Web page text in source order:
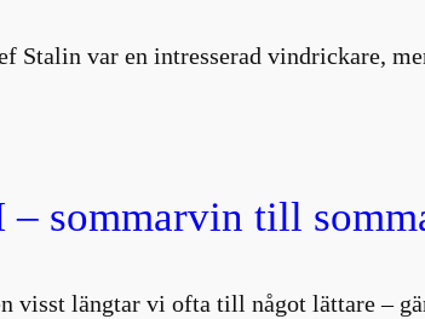
Stalin var en intresserad vindrickare,
– sommarvin till
visst längtar vi ofta till något lättare –